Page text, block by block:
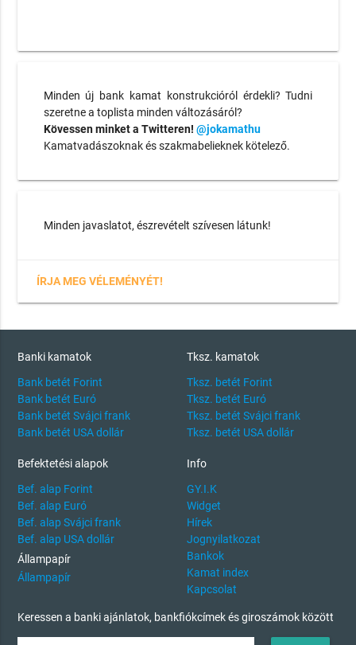
Minden új bank kamat konstrukcióról érdekli? Tudni
szeretne a toplista minden változásáról?
Kövessen minket a Twitteren! @jokamathu
Kamatvadászoknak és szakmabelieknek kötelező.
Minden javaslatot, észrevételt szívesen látunk!
ÍRJA MEG VÉLEMÉNYÉT!
Banki kamatok
Bank betét Forint
Bank betét Euró
Bank betét Svájci frank
Bank betét USA dollár
Tksz. kamatok
Tksz. betét Forint
Tksz. betét Euró
Tksz. betét Svájci frank
Tksz. betét USA dollár
Befektetési alapok
Bef. alap Forint
Bef. alap Euró
Bef. alap Svájci frank
Bef. alap USA dollár
Állampapír
Állampapír
Info
GY.I.K
Widget
Hírek
Jognyilatkozat
Bankok
Kamat index
Kapcsolat
Keressen a banki ajánlatok, bankfiókcímek és giroszámok között